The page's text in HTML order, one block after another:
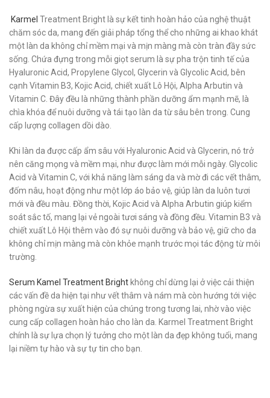
Karmel Treatment Bright là sự kết tinh hoàn hảo của nghệ thuật
chăm sóc da, mang đến giải pháp tổng thể cho những ai khao khát
một làn da không chỉ mềm mại và mịn màng mà còn tràn đầy sức
sống. Chứa đựng trong mỗi giọt serum là sự pha trộn tinh tế của
Hyaluronic Acid, Propylene Glycol, Glycerin và Glycolic Acid, bên
cạnh Vitamin B3, Kojic Acid, chiết xuất Lô Hội, Alpha Arbutin và
Vitamin C. Đây đều là những thành phần dưỡng ẩm mạnh mẽ, là
chìa khóa để nuôi dưỡng và tái tạo làn da từ sâu bên trong. Cung
cấp lượng collagen dồi dào.
Khi làn da được cấp ẩm sâu với Hyaluronic Acid và Glycerin, nó trở
nên căng mọng và mềm mại, như được làm mới mỗi ngày. Glycolic
Acid và Vitamin C, với khả năng làm sáng da và mờ đi các vết thâm,
đốm nâu, hoạt động như một lớp áo bảo vệ, giúp làn da luôn tươi
mới và đều màu. Đồng thời, Kojic Acid và Alpha Arbutin giúp kiểm
soát sắc tố, mang lại vẻ ngoài tươi sáng và đồng đều. Vitamin B3 và
chiết xuất Lô Hội thêm vào đó sự nuôi dưỡng và bảo vệ, giữ cho da
không chỉ mịn màng mà còn khỏe mạnh trước mọi tác động từ môi
trường.
Serum Kamel Treatment Bright không chỉ dừng lại ở việc cải thiện
các vấn đề da hiện tại như vết thâm và nám mà còn hướng tới việc
phòng ngừa sự xuất hiện của chúng trong tương lai, nhờ vào việc
cung cấp collagen hoàn hảo cho làn da. Karmel Treatment Bright
chính là sự lựa chọn lý tưởng cho một làn da đẹp không tuổi, mang
lại niềm tự hào và sự tự tin cho bạn.